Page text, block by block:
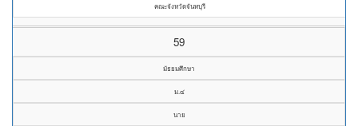
คณะจังหวัดจันทบุรี
59
มัธยมศึกษา
ม.๔
นาย